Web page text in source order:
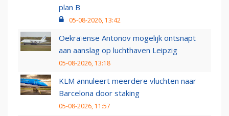
plan B
05-08-2026, 13:42
Oekraïense Antonov mogelijk ontsnapt
aan aanslag op luchthaven Leipzig
05-08-2026, 13:18
KLM annuleert meerdere vluchten naar
Barcelona door staking
05-08-2026, 11:57